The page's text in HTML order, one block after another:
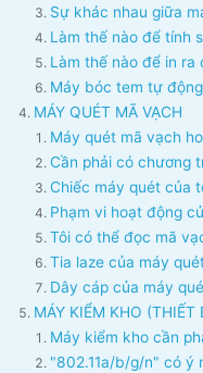
Sự khác nhau giữa
Làm thế nào để tính
Làm thế nào để in ra
Máy bóc tem tự
MÁY QUÉT MÃ VẠCH
Máy quét mã vạch
Cần phải có chương
Chiếc máy quét của
Phạm vi hoạt động
Tôi có thể đọc mã
Tia laze của máy
Dây cáp của máy
MÁY KIỂM KHO (THIẾT
Máy kiểm kho cần
"802.11a/b/g/n" có ý